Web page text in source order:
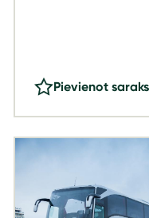
Pievienot